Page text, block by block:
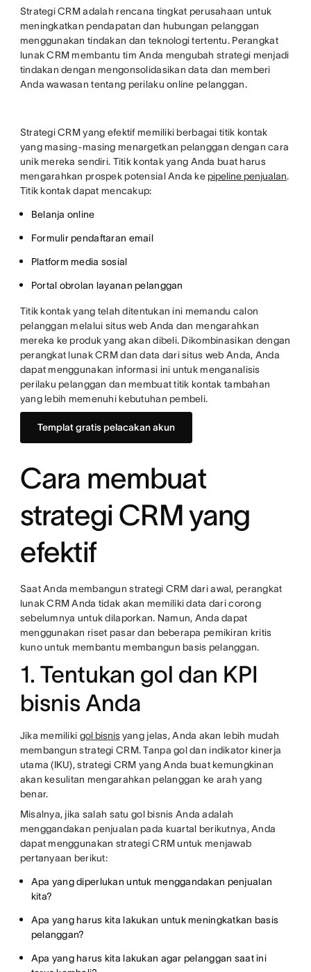
Strategi CRM adalah rencana tingkat perusahaan untuk
meningkatkan pendapatan dan hubungan pelanggan
menggunakan tindakan dan teknologi tertentu. Perangkat
lunak CRM membantu tim Anda mengubah strategi menjadi
tindakan dengan mengonsolidasikan data dan memberi
Anda wawasan tentang perilaku online pelanggan.
Strategi CRM yang efektif memiliki berbagai titik kontak
yang masing-masing menargetkan pelanggan dengan cara
unik mereka sendiri. Titik kontak yang Anda buat harus
mengarahkan prospek potensial Anda ke pipeline penjualan.
Titik kontak dapat mencakup:
Belanja online
Formulir pendaftaran email
Platform media sosial
Portal obrolan layanan pelanggan
Titik kontak yang telah ditentukan ini memandu calon
pelanggan melalui situs web Anda dan mengarahkan
mereka ke produk yang akan dibeli. Dikombinasikan dengan
perangkat lunak CRM dan data dari situs web Anda, Anda
dapat menggunakan informasi ini untuk menganalisis
perilaku pelanggan dan membuat titik kontak tambahan
yang lebih memenuhi kebutuhan pembeli.
Templat gratis pelacakan akun
Cara membuat
strategi CRM yang
efektif
Saat Anda membangun strategi CRM dari awal, perangkat
lunak CRM Anda tidak akan memiliki data dari corong
sebelumnya untuk dilaporkan. Namun, Anda dapat
menggunakan riset pasar dan beberapa pemikiran kritis
kuno untuk membantu membangun basis pelanggan.
1. Tentukan gol dan KPI
bisnis Anda
Jika memiliki gol bisnisyang jelas, Anda akan lebih mudah
membangun strategi CRM. Tanpa gol dan indikator kinerja
utama (IKU), strategi CRM yang Anda buat kemungkinan
akan kesulitan mengarahkan pelanggan ke arah yang
benar.
Misalnya, jika salah satu gol bisnis Anda adalah
menggandakan penjualan pada kuartal berikutnya, Anda
dapat menggunakan strategi CRM untuk menjawab
pertanyaan berikut:
Apa yang diperlukan untuk menggandakan penjualan
kita?
Apa yang harus kita lakukan untuk meningkatkan basis
pelanggan?
Apa yang harus kita lakukan agar pelanggan saat ini